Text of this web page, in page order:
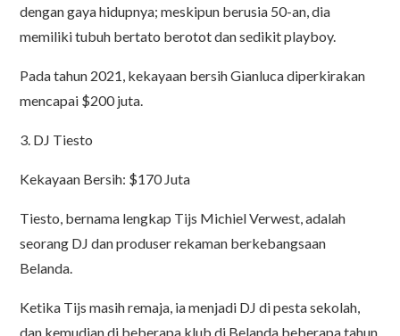
dengan gaya hidupnya; meskipun berusia 50-an, dia
memiliki tubuh bertato berotot dan sedikit playboy.
Pada tahun 2021, kekayaan bersih Gianluca diperkirakan
mencapai $200 juta.
3. DJ Tiesto
Kekayaan Bersih: $170 Juta
Tiesto, bernama lengkap Tijs Michiel Verwest, adalah
seorang DJ dan produser rekaman berkebangsaan
Belanda.
Ketika Tijs masih remaja, ia menjadi DJ di pesta sekolah,
dan kemudian di beberapa klub di Belanda beberapa tahun